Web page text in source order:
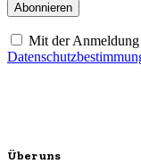
Mit der Anmeldung
Über uns